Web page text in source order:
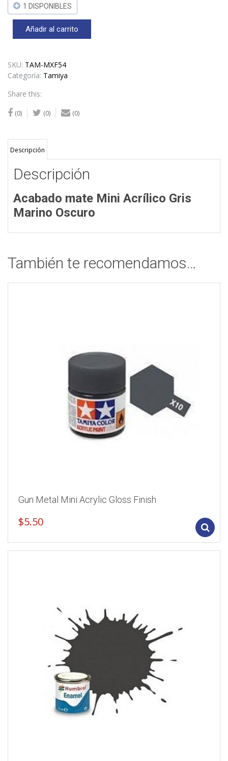
1 DISPONIBLES
Mini
Acrylic
Finish
cantidad
Añadir al carrito
SKU: TAM-MXF54
Categoría: Tamiya
Share this:
(0) (0) (0)
Descripción
Descripción
Acabado mate Mini Acrílico Gris
Marino Oscuro
También te recomendamos…
Gun Metal Mini Acrylic Gloss Finish
$5.50